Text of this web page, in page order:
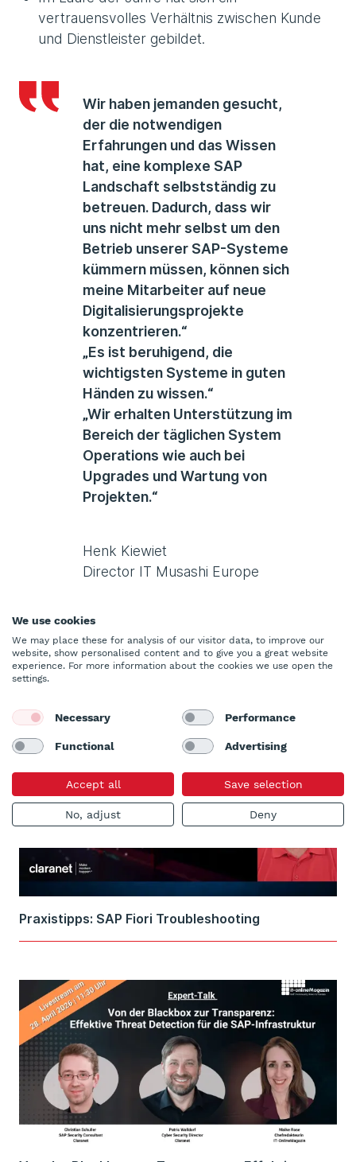
vertrauensvolles Verhältnis zwischen Kunde
und Dienstleister gebildet.
Wir haben jemanden gesucht,
der die notwendigen
Erfahrungen und das Wissen
hat, eine komplexe SAP
Landschaft selbstständig zu
betreuen. Dadurch, dass wir
uns nicht mehr selbst um den
Betrieb unserer SAP-Systeme
kümmern müssen, können sich
meine Mitarbeiter auf neue
Digitalisierungsprojekte
konzentrieren.“
„Es ist beruhigend, die
wichtigsten Systeme in guten
Händen zu wissen.“
„Wir erhalten Unterstützung im
Bereich der täglichen System
Operations wie auch bei
Upgrades und Wartung von
Projekten.“
Henk Kiewiet
Director IT Musashi Europe
Download
Weitere Artikel
Praxistipps: SAP Fiori Troubleshooting
We use cookies
We may place these for analysis of our visitor data, to improve our
website, show personalised content and to give you a great website
experience. For more information about the cookies we use open the
settings.
Necessary Performance
Functional Advertising
Accept all Save selection
No, adjust Deny